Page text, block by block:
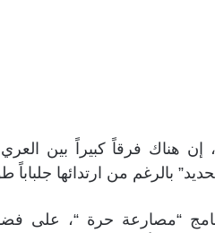
إن هناك فرقاً كبيراً بين العري
بالرغم من ارتدائها جلباباً